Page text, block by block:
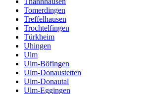
Tomerdingen
Treffelhausen
Trochtelfingen
Türkheim
Uhingen
Ulm
Ulm-Böfingen
Ulm-Donaustetten
Ulm-Donautal
Ulm-Eggingen